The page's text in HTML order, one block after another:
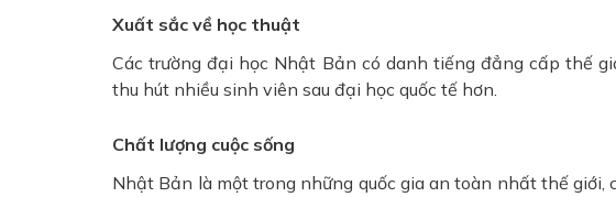
Xuất sắc về học thuật
Các trường đại học Nhật Bản có danh tiếng đẳng cấp thế
thu hút nhiều sinh viên sau đại học quốc tế hơn.
Chất lượng cuộc sống
Nhật Bản là một trong những quốc gia an toàn nhất thế